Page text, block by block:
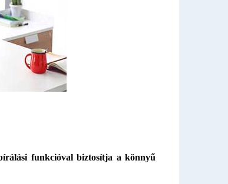
funkcióval biztosítja a könnyű